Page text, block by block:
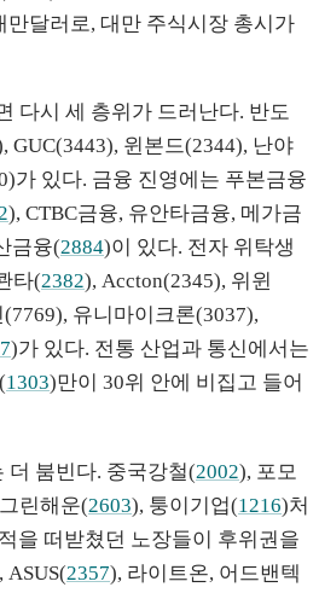
만달러로, 대만 주식시장 총시가
다시 세 층위가 드러난다. 반도
GUC(3443), 윈본드(2344), 난야
가 있다. 금융 진영에는 푸본금융
), CTBC금융, 유안타금융, 메가금
금융(2884)이 있다. 전자 위탁생
타(2382), Accton(2345), 위윈
유니마이크론(3037),
)가 있다. 전통 산업과 통신에서는
1303)만이 30위 안에 비집고 들어
더 붐빈다. 중국강철(2002), 포모
린해운(2603), 퉁이기업(1216)처
을 떠받쳤던 노장들이 후위권을
ASUS(2357), 라이트온, 어드밴텍